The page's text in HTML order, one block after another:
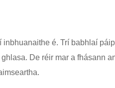
é. Trí babhlaí
De réir mar a fhásann